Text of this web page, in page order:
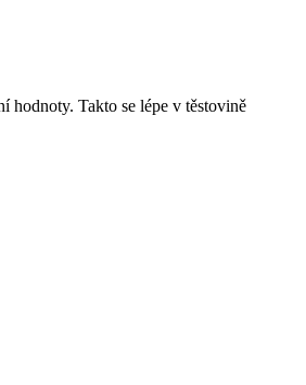
hodnoty. Takto se lépe v těstovině